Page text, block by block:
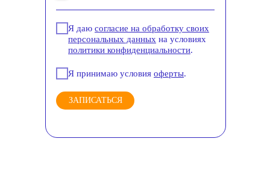
Я даю согласие на обработку своих
персональных данных на условиях
политики конфиденциальности.
Я принимаю условия оферты.
ЗАПИСАТЬСЯ